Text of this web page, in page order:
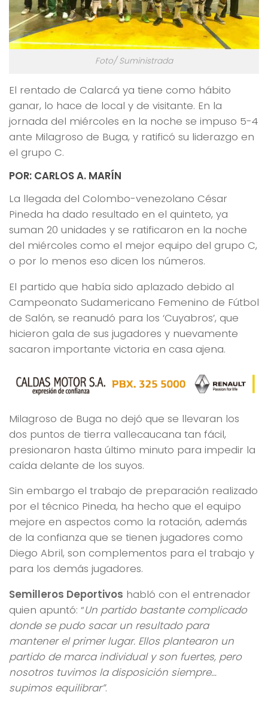
Foto/ Suministrada
El rentado de Calarcá ya tiene como hábito
ganar, lo hace de local y de visitante. En la
jornada del miércoles en la noche se impuso 5-4
ante Milagroso de Buga, y ratificó su liderazgo en
el grupo C.
POR: CARLOS A. MARÍN
La llegada del Colombo-venezolano César
Pineda ha dado resultado en el quinteto, ya
suman 20 unidades y se ratificaron en la noche
del miércoles como el mejor equipo del grupo C,
o por lo menos eso dicen los números.
El partido que había sido aplazado debido al
Campeonato Sudamericano Femenino de Fútbol
de Salón, se reanudó para los ‘Cuyabros’, que
hicieron gala de sus jugadores y nuevamente
sacaron importante victoria en casa ajena.
Milagroso de Buga no dejó que se llevaran los
dos puntos de tierra vallecaucana tan fácil,
presionaron hasta último minuto para impedir la
caída delante de los suyos.
Sin embargo el trabajo de preparación realizado
por el técnico Pineda, ha hecho que el equipo
mejore en aspectos como la rotación, además
de la confianza que se tienen jugadores como
Diego Abril, son complementos para el trabajo y
para los demás jugadores.
Semilleros Deportivos habló con el entrenador
quien apuntó: “Un partido bastante complicado
donde se pudo sacar un resultado para
mantener el primer lugar. Ellos plantearon un
partido de marca individual y son fuertes, pero
nosotros tuvimos la disposición siempre…
supimos equilibrar”.